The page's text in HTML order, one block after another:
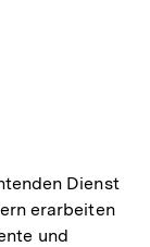
Dienst
erarbeiten
und